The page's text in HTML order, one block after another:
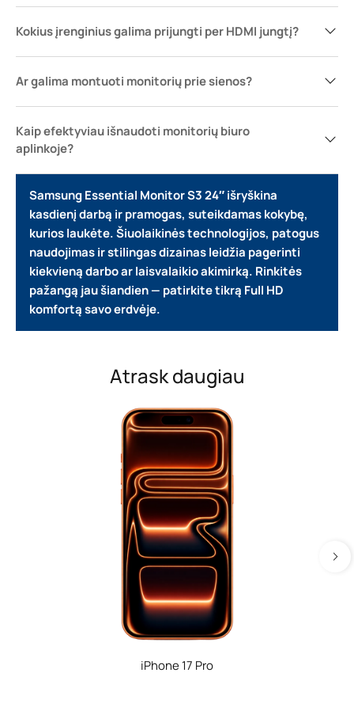
Kokius įrenginius galima prijungti per HDMI jungtį?
Ar galima montuoti monitorių prie sienos?
Kaip efektyviau išnaudoti monitorių biuro
aplinkoje?
Samsung Essential Monitor S3 24″ išryškina
kasdienį darbą ir pramogas, suteikdamas kokybę,
kurios laukėte.Šiuolaikinės technologijos, patogus
naudojimas ir stilingas dizainas leidžia pagerinti
kiekvieną darbo ar laisvalaikio akimirką. Rinkitės
pažangą jau šiandien — patirkite tikrą Full HD
komfortą savo erdvėje.
Atrask daugiau
iPhone 17 Pro